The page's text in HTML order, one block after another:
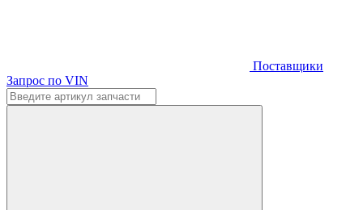
Поставщики
Запрос по VIN